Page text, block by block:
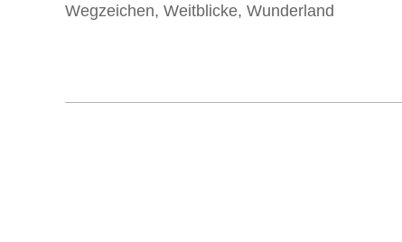
Wegzeichen, Weitblicke, Wunderland